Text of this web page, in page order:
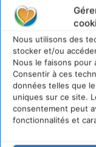
Nous utilisons des
stocker et/ou
Nous le faisons pour
Consentir à ces
données telles que
uniques sur ce site.
consentement peut
fonctionnalités et
GOUVERNANCE